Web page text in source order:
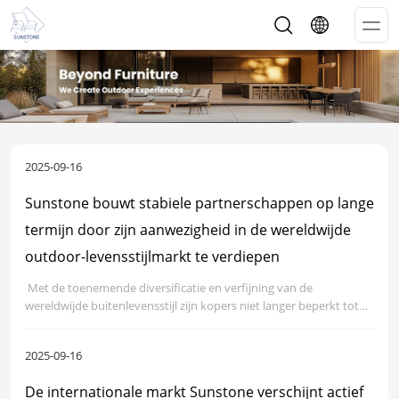
2025-09-16
Sunstone bouwt stabiele partnerschappen op lange
termijn door zijn aanwezigheid in de wereldwijde
outdoor-levensstijlmarkt te verdiepen
​ Met de toenemende diversificatie en verfijning van de
wereldwijde buitenlevensstijl zijn kopers niet langer beperkt tot
mogelijkheden op lange termijn en continu servicebewustzijn
2025-09-16
De internationale markt Sunstone verschijnt actief